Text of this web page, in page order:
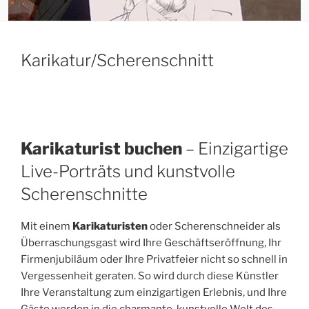
Karikatur/Scherenschnitt
Karikaturist buchen – Einzigartige
Live-Porträts und kunstvolle
Scherenschnitte
Mit einem Karikaturistenoder Scherenschneider als
Überraschungsgast wird Ihre Geschäftseröffnung, Ihr
Firmenjubiläum oder Ihre Privatfeier nicht so schnell in
Vergessenheit geraten. So wird durch diese Künstler
Ihre Veranstaltung zum einzigartigen Erlebnis, und Ihre